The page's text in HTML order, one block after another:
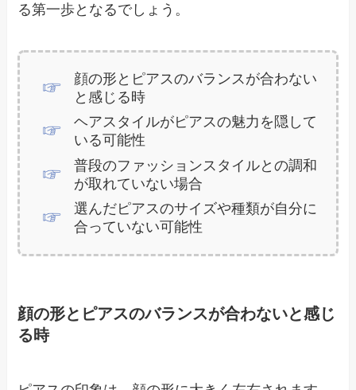
る第一歩となるでしょう。
顔の形とピアスのバランスが合わない
と感じる時
ヘアスタイルがピアスの魅力を隠して
いる可能性
普段のファッションスタイルとの調和
が取れていない場合
選んだピアスのサイズや種類が自分に
合っていない可能性
顔の形とピアスのバランスが合わないと感じ
る時